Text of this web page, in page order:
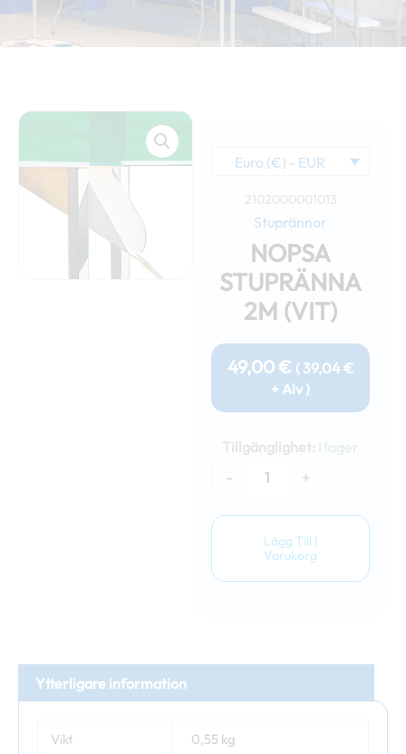
Euro (€) - EUR
2102000001013
Stuprännor
NOPSA
STUPRÄNNA
2M (VIT)
49,00 € ( 39,04€
+ Alv )
Tillgänglighet: I lager
-
stupränna
2m
(Vit)
+
Lägg Till I
Varukorg
Ytterligare information
Vikt 0,55 kg